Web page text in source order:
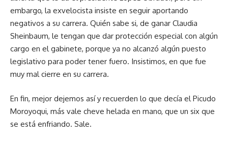
embargo, la exvelocista insiste en seguir aportando
negativos a su carrera. Quién sabe si, de ganar Claudia
Sheinbaum, le tengan que dar protección especial con algún
cargo en el gabinete, porque ya no alcanzó algún puesto
legislativo para poder tener fuero. Insistimos, en que fue
muy mal cierre en su carrera.
En fin, mejor dejemos así y recuerden lo que decía el Picudo
Moroyoqui, más vale cheve helada en mano, que un six que
se está enfriando. Sale.